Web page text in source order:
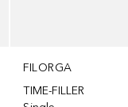
FILORGA
TIME-FILLER